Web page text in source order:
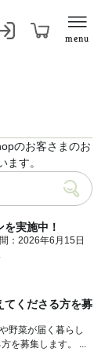
menu
のお客さまのお
す。
実施中！
：2026年6月15日
くださる方を募
野菜が届く暮らし
を募集します。 ...